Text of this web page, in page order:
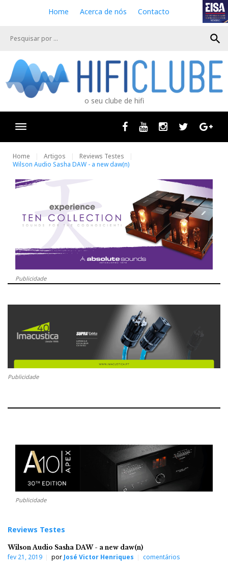
e
Home Acerca de nós Contacto
search
o seu clube de hifi
Facebook
Youtube InstagramTwitter
Home Artigos
Reviews Testes
Wilson Audio Sasha DAW - a new daw(n)
Publicidade
Publicidade
Publicidade
Reviews Testes
Wilson Audio Sasha DAW - a new daw(n)
fev 21, 2019 por José Victor Henriques comentários